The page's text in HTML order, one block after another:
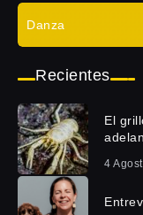
Danza
Recientes
El
4